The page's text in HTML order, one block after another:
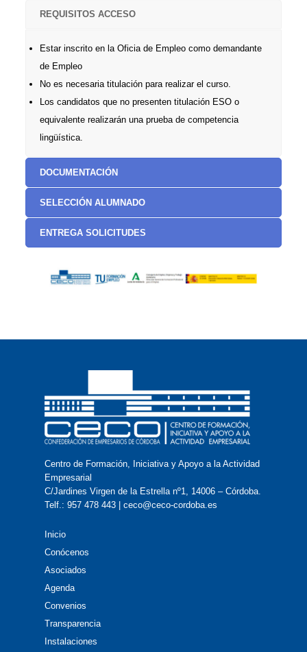
REQUISITOS ACCESO
Estar inscrito en la Oficia de Empleo como demandante
de Empleo
No es necesaria titulación para realizar el curso.
Los candidatos que no presenten titulación ESO o
equivalente realizarán una prueba de competencia
lingüística.
DOCUMENTACIÓN
SELECCIÓN ALUMNADO
ENTREGA SOLICITUDES
Centro de Formación, Iniciativa y Apoyo a la Actividad
Empresarial
C/Jardines Virgen de la Estrella nº1, 14006 – Córdoba.
Telf.: 957 478 443 | ceco@ceco-cordoba.es
Inicio
Conócenos
Asociados
Agenda
Convenios
Transparencia
Instalaciones